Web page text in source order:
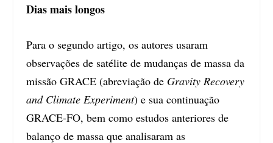
Dias mais longos
Para o segundo artigo, os autores usaram
observações de satélite de mudanças de massa da
missão GRACE (abreviação de Gravity Recovery
and Climate Experiment) e sua continuação
GRACE-FO, bem como estudos anteriores de
balanço de massa que analisaram as